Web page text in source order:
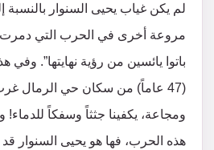
لم يكن غياب يحيى السنوار
مروعة أخرى في الحرب التي دمرت
باتوا يائسين من رؤية نهايتها”.
(47 عاماً) من سكان حي الرمال
ومجاعة، يكفينا جثثاً وسفكاً
هذه الحرب، فها هو يحيى السنوار